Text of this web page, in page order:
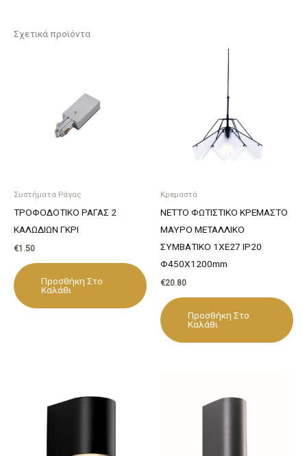
Σχετικά προϊόντα
Συστήματα Ράγας
ΤΡΟΦΟΔΟΤΙΚΟ ΡΑΓΑΣ 2
ΚΑΛΩΔΙΩΝ ΓΚΡΙ
€1.50
Προσθήκη Στο
Καλάθι
Κρεμαστά
NETTO ΦΩΤΙΣΤΙΚΟ ΚΡΕΜΑΣΤΟ
ΜΑΥΡΟ ΜΕΤΑΛΛΙΚΟ
ΣΥΜΒΑΤΙΚΟ 1ΧΕ27 IP20
Φ450Χ1200mm
€20.80
Προσθήκη Στο
Καλάθι